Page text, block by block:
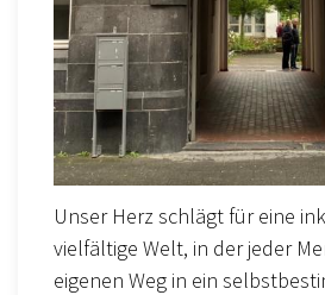
Unser Herz schlägt für eine
vielfältige Welt, in der jeder
eigenen Weg in ein